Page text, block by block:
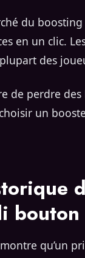
du
en un clic.
des
de perdre
un
qu’un